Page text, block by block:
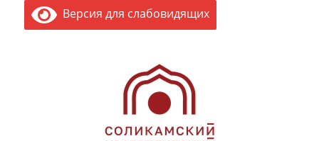
Версия для слабовидящих